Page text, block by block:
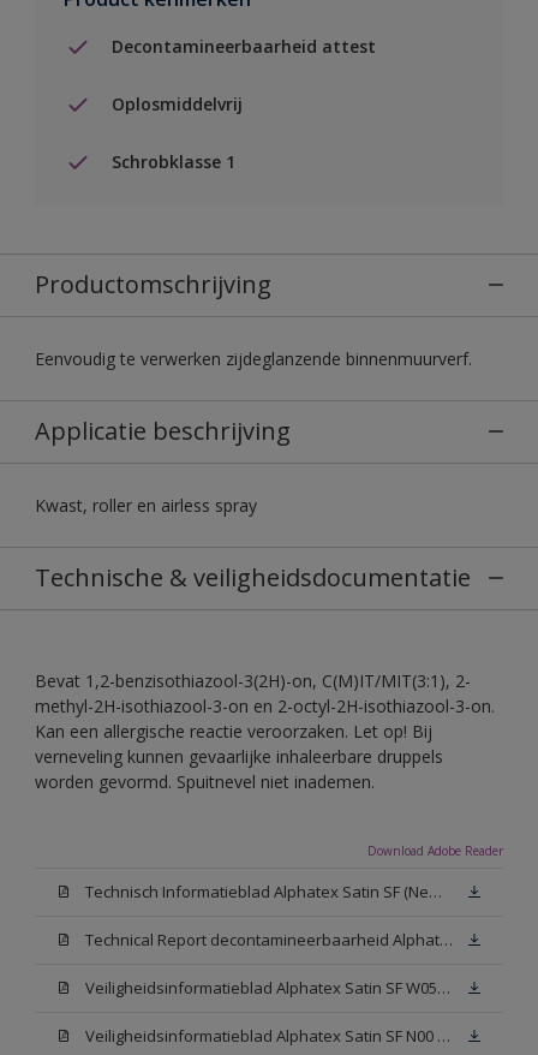
Decontamineerbaarheid attest
Oplosmiddelvrij
Schrobklasse 1
Productomschrijving
Eenvoudig te verwerken zijdeglanzende binnenmuurverf.
Applicatie beschrijving
Kwast, roller en airless spray
Technische & veiligheidsdocumentatie
Bevat 1,2-benzisothiazool-3(2H)-on, C(M)IT/MIT(3:1), 2-
methyl-2H-isothiazool-3-on en 2-octyl-2H-isothiazool-3-on.
Kan een allergische reactie veroorzaken. Let op! Bij
verneveling kunnen gevaarlijke inhaleerbare druppels
worden gevormd. Spuitnevel niet inademen.
Download Adobe Reader
Technisch Informatieblad Alphatex Satin SF (New Livery) (PDF)
Technical Report decontamineerbaarheid Alphatex Satin SF
Veiligheidsinformatieblad Alphatex Satin SF W05 (MSDS)
Veiligheidsinformatieblad Alphatex Satin SF N00 (MSDS)